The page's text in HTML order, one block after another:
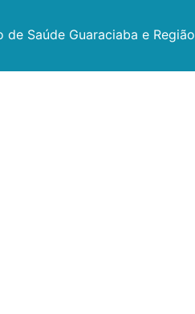
Saúde Guaraciaba e Região